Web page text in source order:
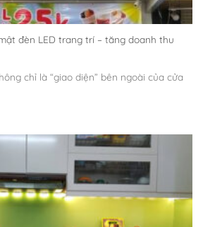
đèn LED trang trí – tăng doanh thu
chỉ là “giao diện” bên ngoài của cửa